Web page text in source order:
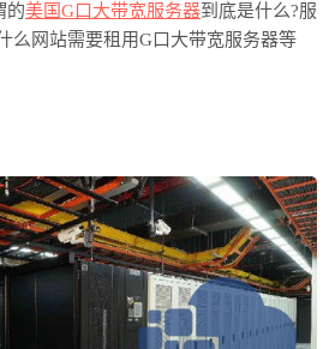
的美国G口 大带宽服务器到底是什么?服
么网站需要租用G口大带宽服务器等